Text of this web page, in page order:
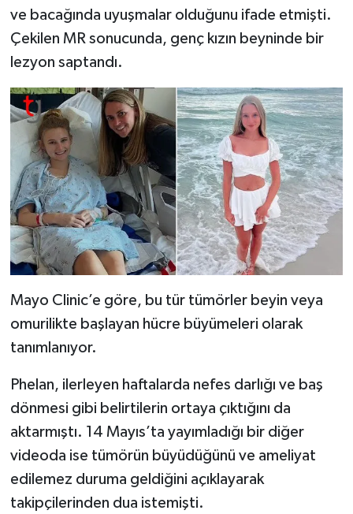
ve bacağında uyuşmalar olduğunu ifade etmişti.
Çekilen MR sonucunda, genç kızın beyninde bir
lezyon saptandı.
Mayo Clinic’e göre, bu tür tümörler beyin veya
omurilikte başlayan hücre büyümeleri olarak
tanımlanıyor.
Phelan, ilerleyen haftalarda nefes darlığı ve baş
dönmesi gibi belirtilerin ortaya çıktığını da
aktarmıştı. 14 Mayıs’ta yayımladığı bir diğer
videoda ise tümörün büyüdüğünü ve ameliyat
edilemez duruma geldiğini açıklayarak
takipçilerinden dua istemişti.